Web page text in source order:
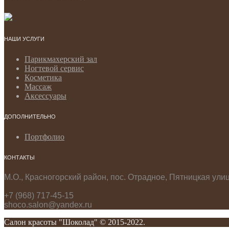
НАШИ УСЛУГИ
Парикмахерский зал
Ногтевой сервис
Косметика
Массаж
Аксессуары
ДОПОЛНИТЕЛЬНО
Портфолио
КОНТАКТЫ
М.О., Красногорский район, пос. Отрадное, Пятницкая
+7 (968) 717-45-15
shoco.salon@yandex.ru
Салон красоты "Шоколад" © 2015-2022.